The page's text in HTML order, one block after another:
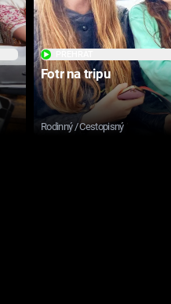
Fotr na tripu
Rodinný / Cestopisný